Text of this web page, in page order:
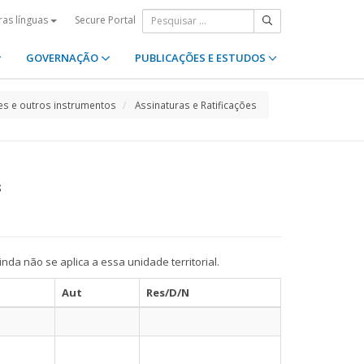
línguas Secure Portal
GOVERNAÇÃO PUBLICAÇÕES E ESTUDOS
e outros instrumentos Assinaturas e Ratificações
não se aplica a essa unidade territorial.
Aut Res/D/N